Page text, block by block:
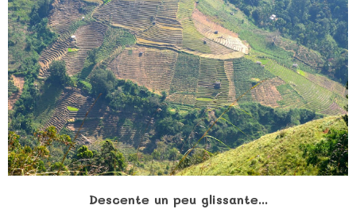
Descente un peu glissante...